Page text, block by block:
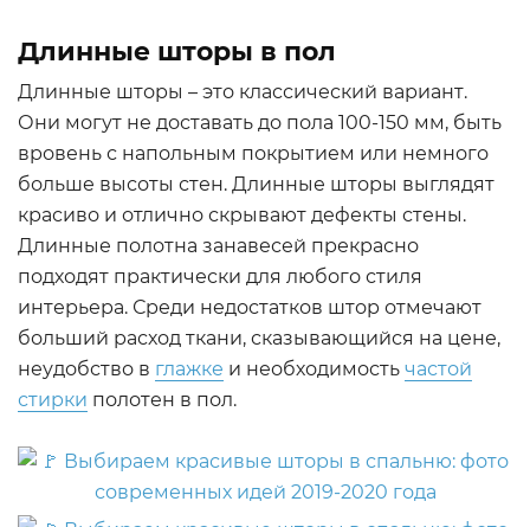
Длинные шторы в пол
Длинные шторы – это классический вариант.
Они могут не доставать до пола 100-150 мм, быть
вровень с напольным покрытием или немного
больше высоты стен. Длинные шторы выглядят
красиво и отлично скрывают дефекты стены.
Длинные полотна занавесей прекрасно
подходят практически для любого стиля
интерьера. Среди недостатков штор отмечают
больший расход ткани, сказывающийся на цене,
неудобство в глажке и необходимость частой
стирки полотен в пол.